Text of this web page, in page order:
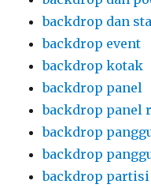
backdrop dan
backdrop event
backdrop kotak
backdrop panel
backdrop panel
backdrop
backdrop
backdrop